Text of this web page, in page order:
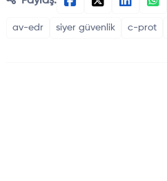
av-edr siyer güvenlik c-prot